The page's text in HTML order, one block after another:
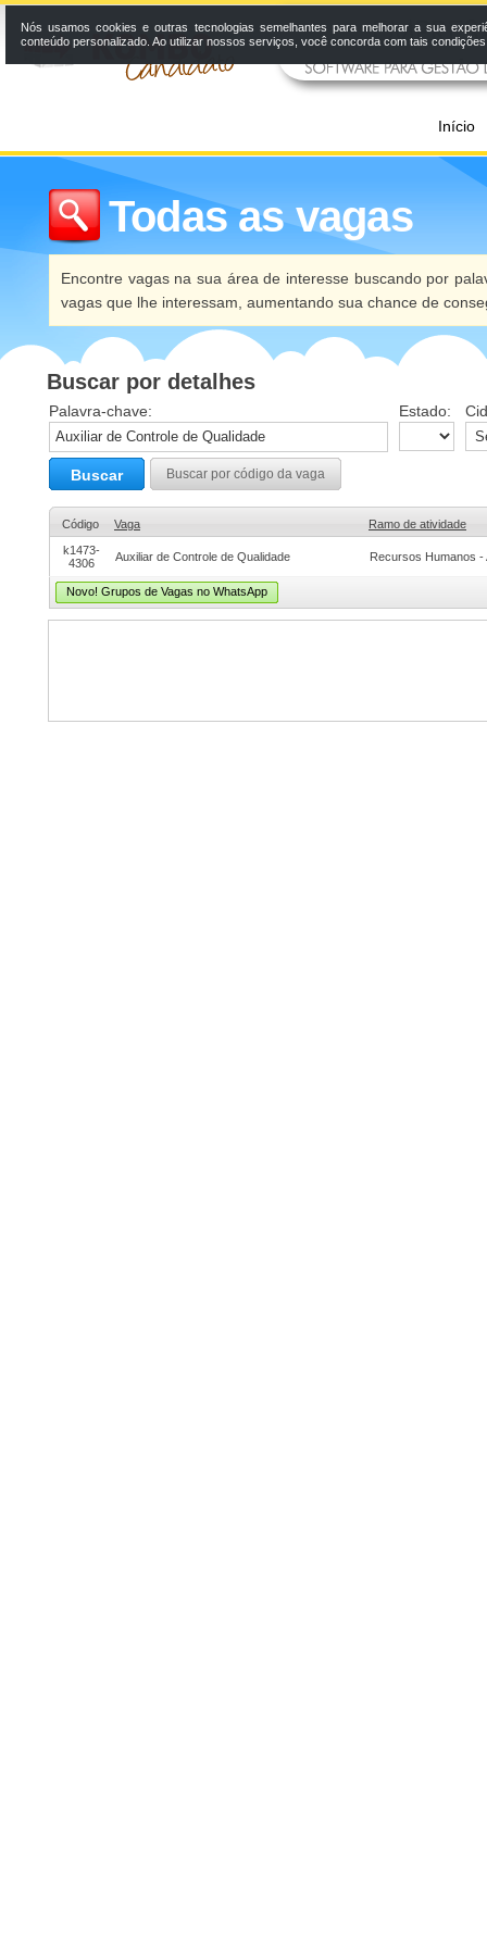
Início
Todas as vagas
Encontre vagas na sua área de interesse buscando por
vagas que lhe interessam, aumentando sua chance de
Buscar por detalhes
Palavra-chave: Estado:
Buscar Buscar por código da vaga
Código Vaga
Ramo de atividade
k1473-
4306
Auxiliar de Controle de Qualidade Recursos Humanos -
Novo! Grupos de Vagas no WhatsApp
Nós usamos cookies e outras tecnologias semelhantes para melhorar a sua
conteúdo personalizado. Ao utilizar nossos serviços, você concorda com tais